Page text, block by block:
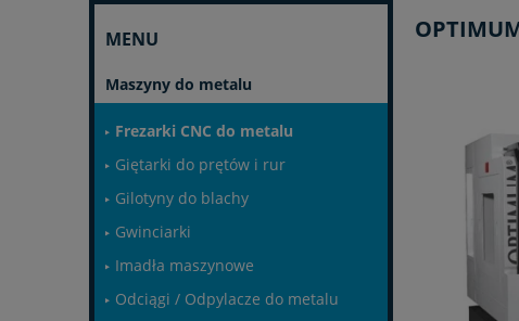
MENU
Maszyny do metalu
Frezarki CNC do metalu
Giętarki do prętów i rur
Gilotyny do blachy
Gwinciarki
Imadła maszynowe
Odciągi / Odpylacze do metalu